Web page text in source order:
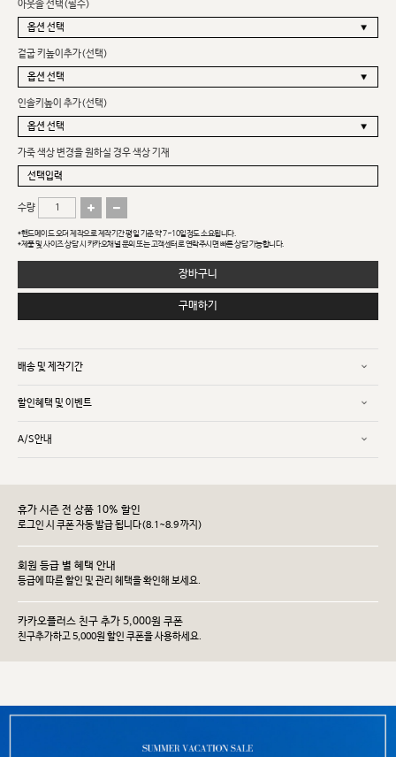
아웃솔 선택(필수)
겉굽 키높이추가(선택)
인솔키높이 추가(선택)
가죽 색상 변경을 원하실 경우 색상 기재
수량
*핸드메이드 오더 제작으로 제작기간 평일 기준 약 7~10일정도 소요됩니다.
*제품 및 사이즈 상담 시 카카오채널 문의 또는 고객센터로 연락주시면 빠른 상담 가능합니다.
장바구니
구매하기
배송 및 제작기간
할인혜택 및 이벤트
A/S안내
휴가 시즌 전 상품 10% 할인
로그인 시 쿠폰 자동 발급 됩니다(8.1~8.9 까지)
회원 등급 별 혜택 안내
등급에 따른 할인 및 관리 헤택을 확인해 보세요.
카카오플러스 친구 추가 5,000원 쿠폰
친구추가하고 5,000원 할인 쿠폰을 사용하세요.